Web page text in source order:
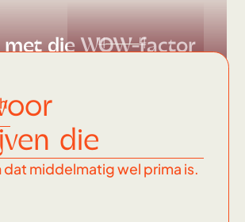
met die WOW-factor
4 4
die
dat middelmatig wel prima is.